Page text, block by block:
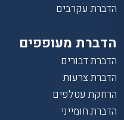
הדברת עקרבים
הדברת מעופפים
הדברת דבורים
הדברת צרעות
הרחקת עטלפים
הדברת חומייני